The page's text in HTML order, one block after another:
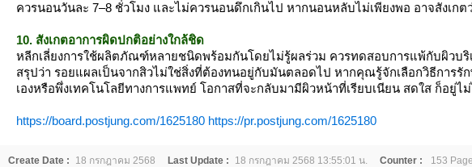
ควรนอนวันละ 7–8 ชั่วโมง และไม่ควรนอนดึกเกินไป หากนอนหลับไม่เพียงพอ อาจสังเก
10. สังเกตอาการผิดปกติอย่างใกล้ชิด
หลีกเลี่ยงการใช้ผลิตภัณฑ์หลายชนิดพร้อมกันโดยไม่รู้ผลร่วม ควรทดสอบการแพ้กับผิวบ
สรุปว่า รอยแผลเป็นจากสิวไม่ใช่สิ่งที่ต้องทนอยู่กับมันตลอดไป หากคุณรู้จักเลือกวิธีการรั
เองหรือพึ่งเทคโนโลยีทางการแพทย์ โอกาสที่จะกลับมามีผิวหน้าที่เรียบเนียน สดใส ก็อยู่ไม่
https://board.postjung.com/1625180 https://pr.postjung.com/1625180
Create Date : 18 กรกฎาคม 2568 Last Update : 18 กรกฎาคม 2568 13:55:01 น. Counter : 153